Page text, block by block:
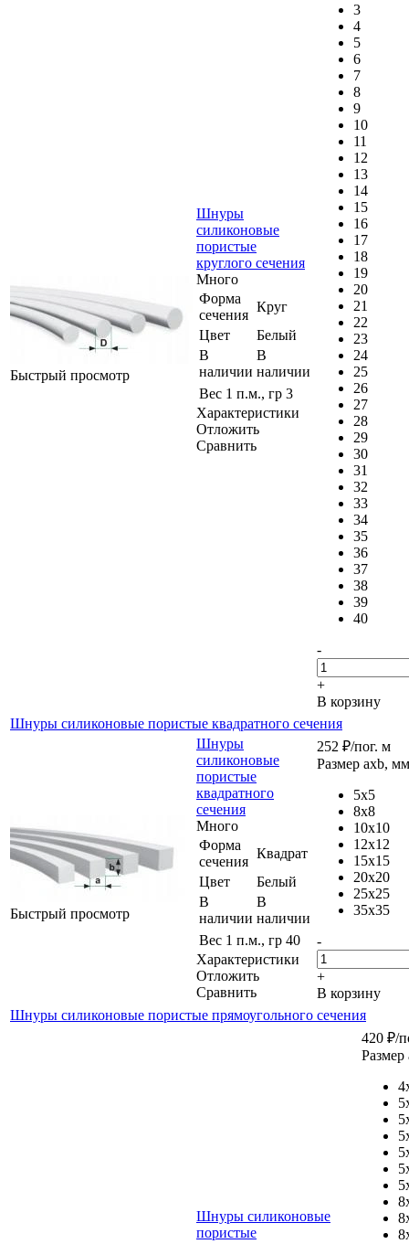
Быстрый просмотр
Шнуры
силиконовые
пористые
круглого сечения
Много
Форма
сечения
Круг
Цвет
Белый
В
наличии
В
наличии
Вес 1 п.м., гр 3
Характеристики
Отложить
Сравнить
3
4
5
6
7
8
9
10
11
12
13
14
15
16
17
18
19
20
21
22
23
24
25
26
27
28
29
30
31
32
33
34
35
36
37
38
39
40
-
+
В корзину
Шнуры силиконовые пористые квадратного сечения
Быстрый просмотр
Шнуры
силиконовые
пористые
квадратного
сечения
Много
Форма
сечения
Квадрат
Цвет
Белый
В
наличии
В
наличии
Вес 1 п.м., гр 40
Характеристики
Отложить
Сравнить
252 ₽/пог. м
Размер axb, мм
5x5
8x8
10x10
12x12
15x15
20x20
25x25
35x35
-
+
В корзину
Шнуры силиконовые пористые прямоугольного сечения
Шнуры силиконовые
пористые
420 ₽/